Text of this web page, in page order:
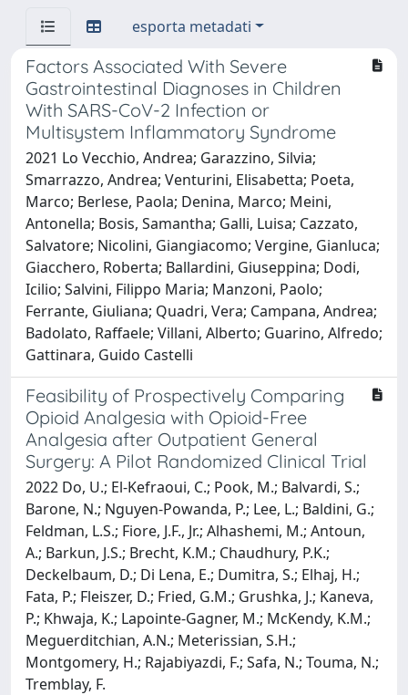
esporta metadati
Factors Associated With Severe
Gastrointestinal Diagnoses in Children
With SARS-CoV-2 Infection or
Multisystem Inflammatory Syndrome
2021 Lo Vecchio, Andrea; Garazzino, Silvia;
Smarrazzo, Andrea; Venturini, Elisabetta; Poeta,
Marco; Berlese, Paola; Denina, Marco; Meini,
Antonella; Bosis, Samantha; Galli, Luisa; Cazzato,
Salvatore; Nicolini, Giangiacomo; Vergine, Gianluca;
Giacchero, Roberta; Ballardini, Giuseppina; Dodi,
Icilio; Salvini, Filippo Maria; Manzoni, Paolo;
Ferrante, Giuliana; Quadri, Vera; Campana, Andrea;
Badolato, Raffaele; Villani, Alberto; Guarino, Alfredo;
Gattinara, Guido Castelli
Feasibility of Prospectively Comparing
Opioid Analgesia with Opioid-Free
Analgesia after Outpatient General
Surgery: A Pilot Randomized Clinical Trial
2022 Do, U.; El-Kefraoui, C.; Pook, M.; Balvardi, S.;
Barone, N.; Nguyen-Powanda, P.; Lee, L.; Baldini, G.;
Feldman, L.S.; Fiore, J.F., Jr.; Alhashemi, M.; Antoun,
A.; Barkun, J.S.; Brecht, K.M.; Chaudhury, P.K.;
Deckelbaum, D.; Di Lena, E.; Dumitra, S.; Elhaj, H.;
Fata, P.; Fleiszer, D.; Fried, G.M.; Grushka, J.; Kaneva,
P.; Khwaja, K.; Lapointe-Gagner, M.; McKendy, K.M.;
Meguerditchian, A.N.; Meterissian, S.H.;
Montgomery, H.; Rajabiyazdi, F.; Safa, N.; Touma, N.;
Tremblay, F.